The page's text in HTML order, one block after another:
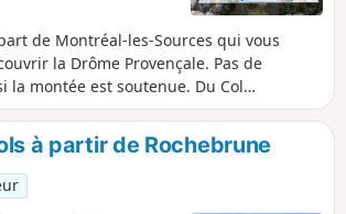
de Montréal-les-Sources qui vous
la Drôme Provençale. Pas de
la montée est soutenue. Du Col
hésiter à monter aux pylônes de
découvrir un magnifique 360° qui va
et vue sur les montagnes
Miélandre, Cougoir, Aiguilles de
3/11/2023 : L'itinéraire a dû être modifié.
à partir de Rochebrune